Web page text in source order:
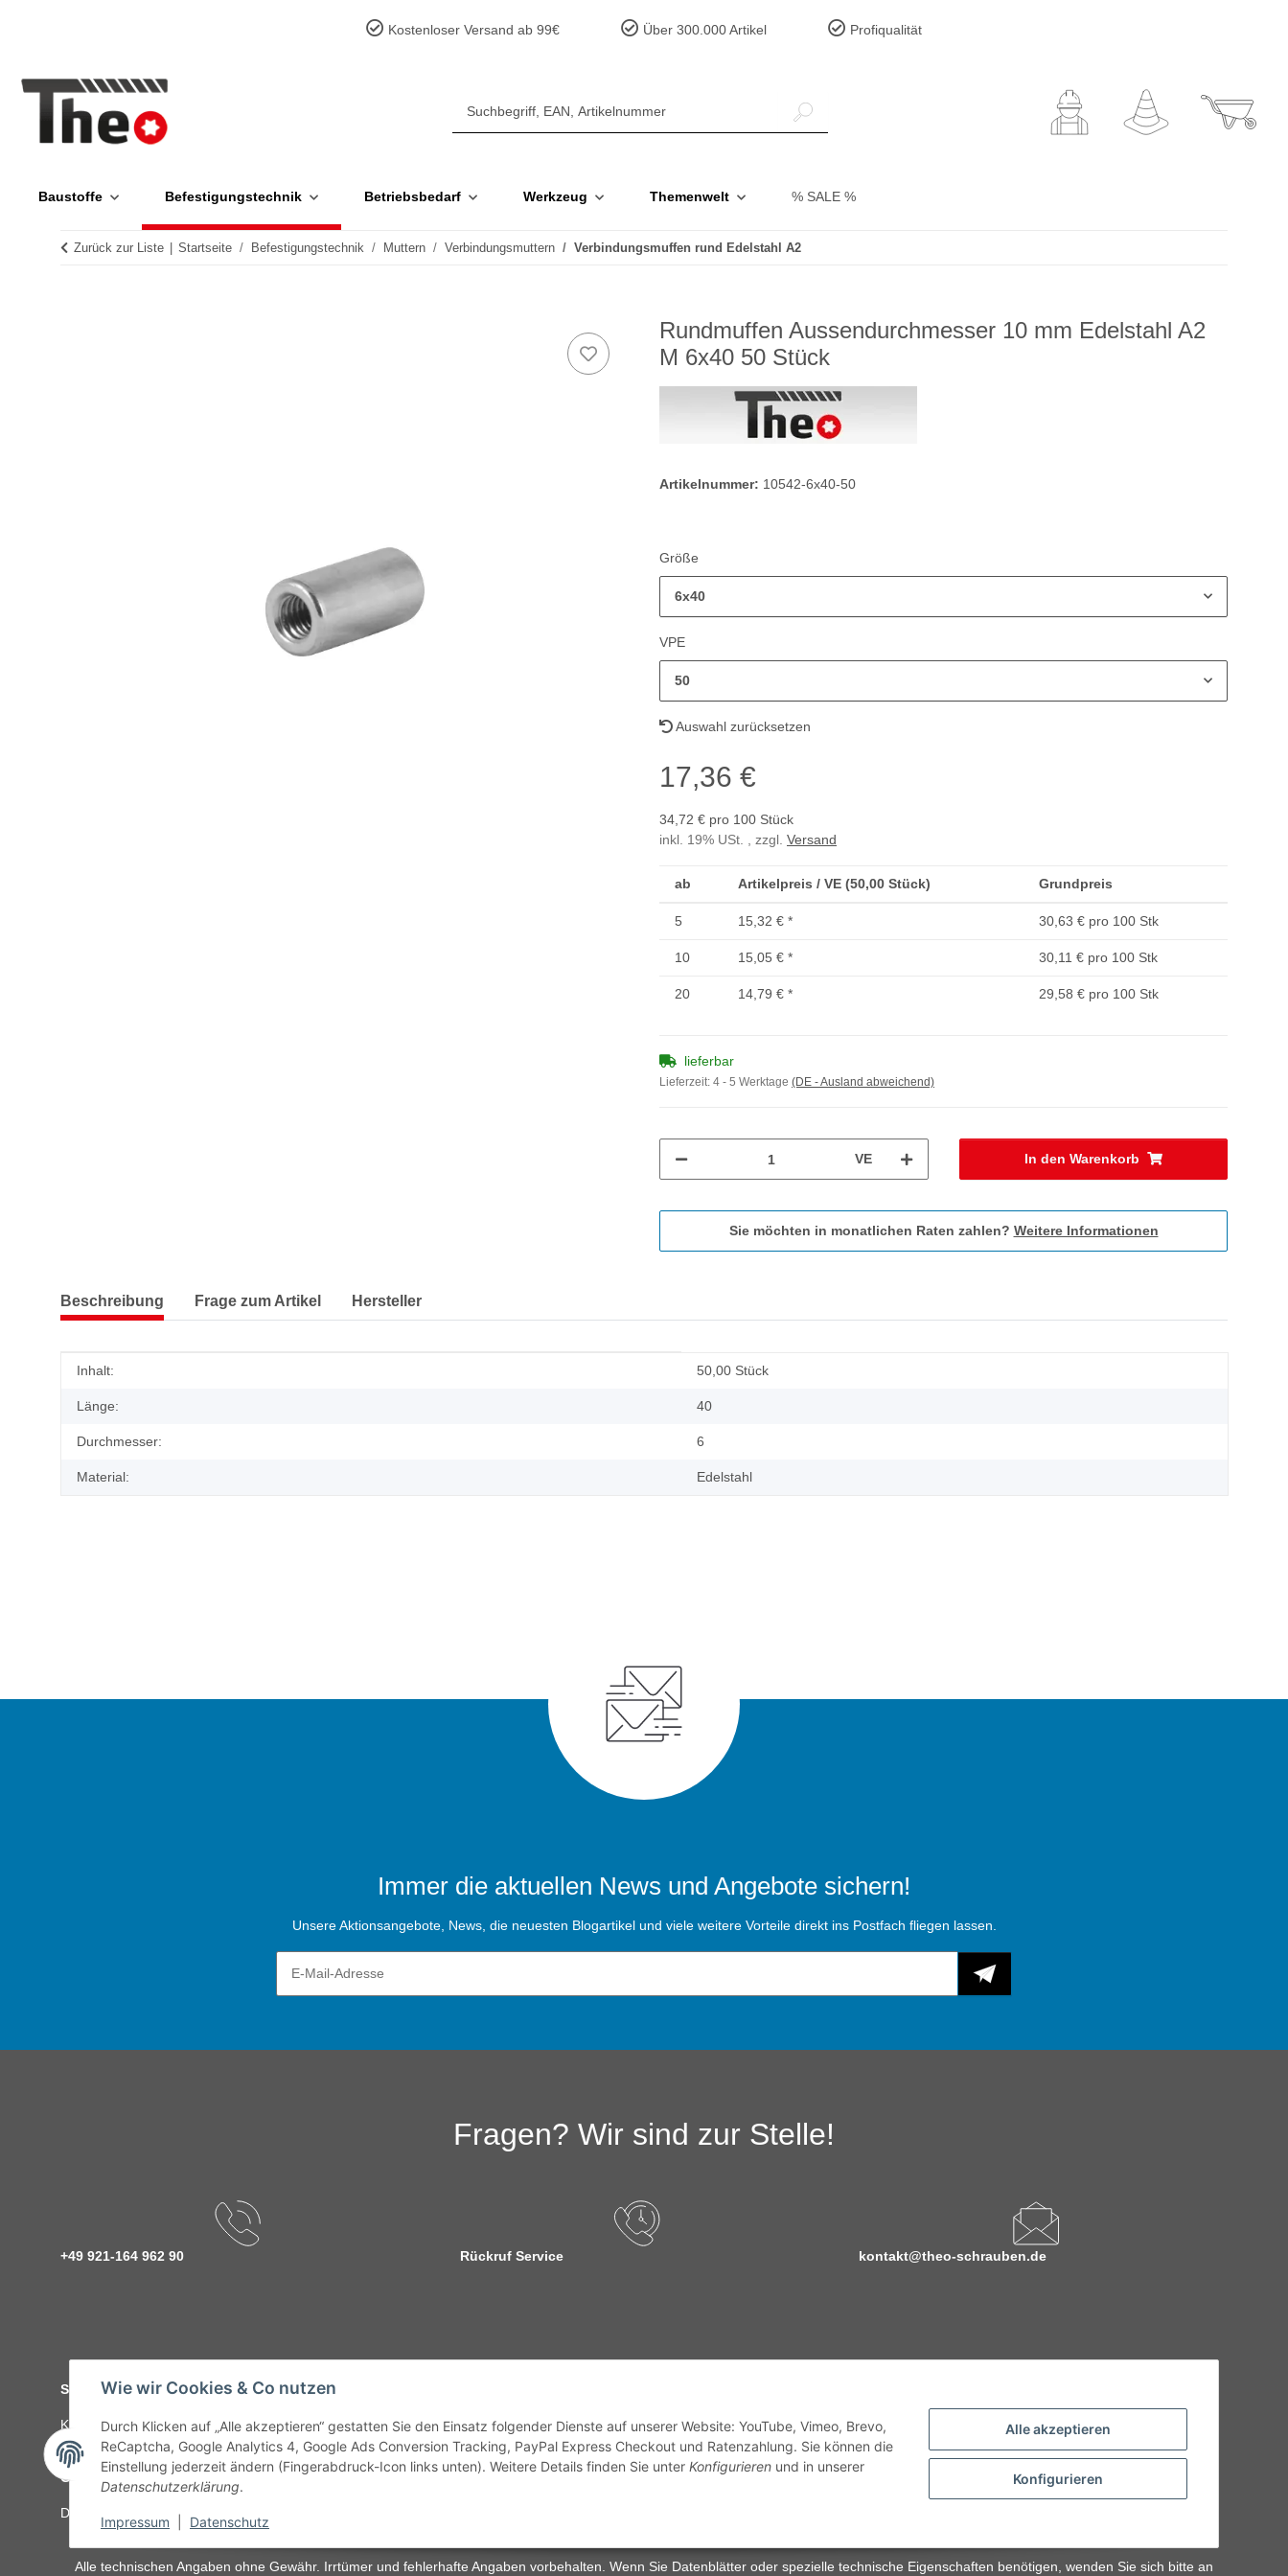
Alle akzeptieren
Konfigurieren
Wie wir Cookies & Co nutzen
Durch Klicken auf „Alle akzeptieren“ gestatten Sie den Einsatz folgender Dienste auf unserer Website: YouTube, Vimeo, Brevo,
ReCaptcha, Google Analytics 4, Google Ads Conversion Tracking, PayPal Express Checkout und Ratenzahlung. Sie können die
Einstellung jederzeit ändern (Fingerabdruck-Icon links unten). Weitere Details finden Sie unter Konfigurieren und in unserer
Datenschutzerklärung.
Impressum Datenschutz
Kostenloser Versand ab 99€ Über 300.000 Artikel Profiqualität
Baustoffe Befestigungstechnik Betriebsbedarf Werkzeug Themenwelt % SALE %
Zurück zur Liste Startseite Befestigungstechnik Muttern Verbindungsmuttern Verbindungsmuffen rund Edelstahl A2
Rundmuffen Aussendurchmesser 10 mm Edelstahl A2
M 6x40 50 Stück
Artikelnummer: 10542-6x40-50
Größe
6x40
VPE
50
Auswahl zurücksetzen
17,36 €
34,72 € pro 100 Stück
inkl. 19% USt. , zzgl. Versand
ab Artikelpreis / VE (50,00 Stück) Grundpreis
5 15,32 € * 30,63 € pro 100 Stk
10 15,05 € * 30,11 € pro 100 Stk
20 14,79 € * 29,58 € pro 100 Stk
lieferbar
Lieferzeit: 4 - 5 Werktage (DE - Ausland abweichend)
VE In den Warenkorb
Sie möchten in monatlichen Raten zahlen? Weitere Informationen
Beschreibung Frage zum Artikel Hersteller
Produkteigenschaft
Wert
Inhalt: 50,00 Stück
Länge: 40
Durchmesser: 6
Material: Edelstahl
Immer die aktuellen News und Angebote sichern!
Unsere Aktionsangebote, News, die neuesten Blogartikel und viele weitere Vorteile direkt ins Postfach fliegen lassen.
Fragen? Wir sind zur Stelle!
+49 921-164 962 90 Rückruf Service kontakt@theo-schrauben.de
Service
Kontakt C-Teile Management Sonderteile Karriere Versandinformationen
Gesetzliche Informationen
Datenschutz AGB
Alle technischen Angaben ohne Gewähr. Irrtümer und fehlerhafte Angaben vorbehalten. Wenn Sie Datenblätter oder spezielle technische Eigenschaften benötigen, wenden Sie sich bitte an